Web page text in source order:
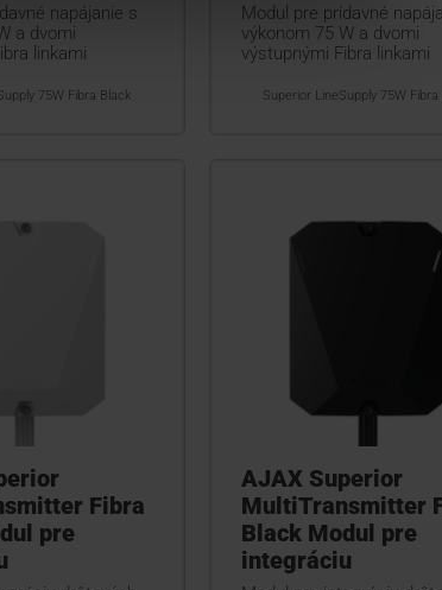
napájanie s
a dvomi
linkami
75W Fibra Black
Modul pre prídavné
výkonom 75 W a dvomi
výstupnými Fibra linkami
Superior LineSupply 75W Fibra
Fibra
pre
AJAX Superior
MultiTransmitter
Black Modul pre
integráciu